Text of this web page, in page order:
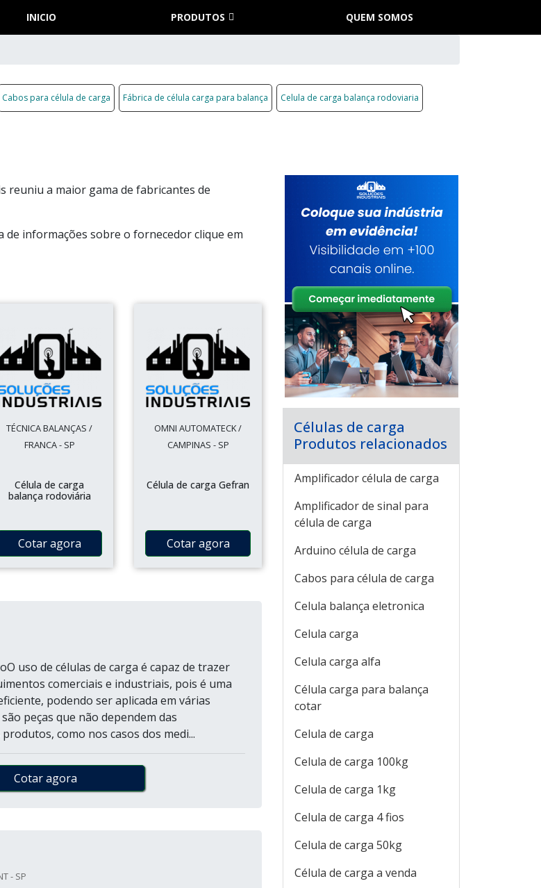
INICIO PRODUTOS QUEM SOMOS
Cabos para célula de carga Fábrica de célula carga para balança Celula de carga balança rodoviaria
reuniu a maior gama de fabricantes de
informações sobre o fornecedor clique em
TÉCNICA BALANÇAS /
FRANCA - SP
Célula de carga
balança rodoviária
Cotar agora
OMNI AUTOMATECK /
CAMPINAS - SP
Célula de carga Gefran
Cotar agora
uso de células de carga é capaz de trazer
comerciais e industriais, pois é uma
podendo ser aplicada em várias
peças que não dependem das
como nos casos dos medi...
Cotar agora
- SP
Células de carga
Produtos relacionados
Amplificador célula de carga
Amplificador de sinal para
célula de carga
Arduino célula de carga
Cabos para célula de carga
Celula balança eletronica
Celula carga
Celula carga alfa
Célula carga para balança
cotar
Celula de carga
Celula de carga 100kg
Celula de carga 1kg
Celula de carga 4 fios
Celula de carga 50kg
Célula de carga a venda